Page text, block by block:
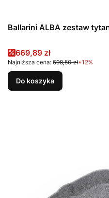
Ballarini ALBA zestaw
Cena promocyjna
669,89 zł
Najniższa cena: 598,50 zł+12%
Do koszyka